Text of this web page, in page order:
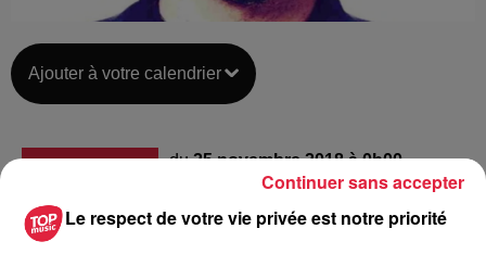
Ajouter à votre calendrier
du25 novembre 2018 à 0h00
Le respect de votre vie privée est notre priorité
Continuer sans accepter